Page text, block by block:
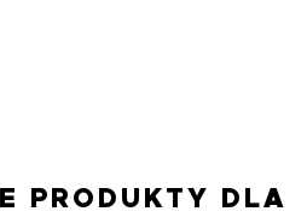
PRODUKTY DLA